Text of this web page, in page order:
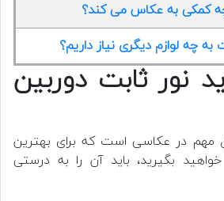
کمکی به عکاس می کند؟
به چه لوازم دیگری نیاز داریم؟
نور ثابت دوربین
مهم در عکاسی است که برای بهترین
بگیرید، باید آن را به درستی